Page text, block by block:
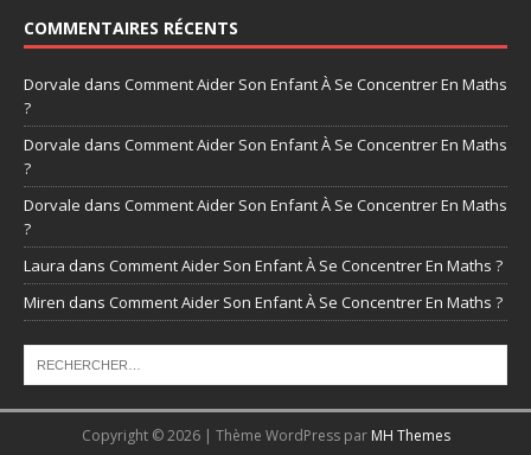
COMMENTAIRES RÉCENTS
Dorvale dans Comment Aider Son Enfant À Se Concentrer En Maths
?
Dorvale dans Comment Aider Son Enfant À Se Concentrer En Maths
?
Dorvale dans Comment Aider Son Enfant À Se Concentrer En Maths
?
Laura dans Comment Aider Son Enfant À Se Concentrer En Maths ?
Miren dans Comment Aider Son Enfant À Se Concentrer En Maths ?
Copyright © 2026 | Thème WordPress par MH Themes